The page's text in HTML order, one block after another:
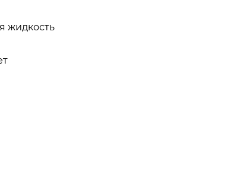
жидкость